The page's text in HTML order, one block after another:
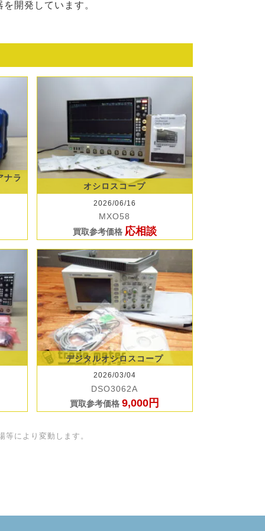
開発しています。
ナラ
オシロスコープ
2026/06/16
MXO58
買取参考価格 応相談
デジタルオシロスコープ
2026/03/04
DSO3062A
買取参考価格9,000円
により変動します。